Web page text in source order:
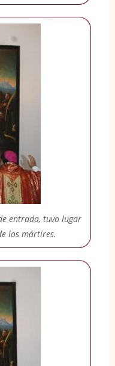
entrada, tuvo lugar
los mártires.